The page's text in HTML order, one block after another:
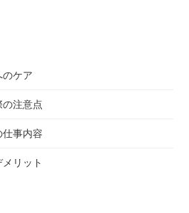
のケア
注意点
事内容
リット